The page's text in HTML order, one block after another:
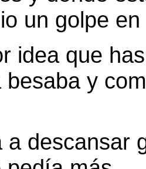
un golpe
idea que
besaba y
a descansar